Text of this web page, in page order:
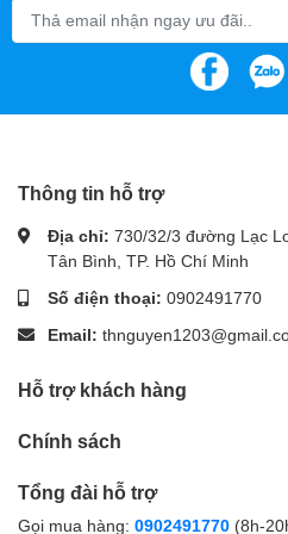
Thông tin hỗ trợ
Địa chỉ: 730/32/3 đường Lạc
Tân Bình, TP. Hồ Chí Minh
Số điện thoại: 0902491770
Email:
Hỗ trợ khách hàng
Chính sách
Tổng đài hỗ trợ
Gọi mua hàng: 0902491770 (8h-